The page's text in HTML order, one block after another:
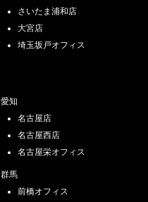
群馬
前橋オフィス
愛知
名古屋店
名古屋西店
名古屋栄オフィス
さいたま浦和店
大宮店
埼玉坂戸オフィス